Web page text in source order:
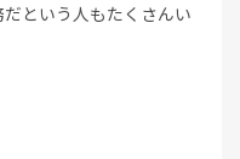
という人もたくさんい